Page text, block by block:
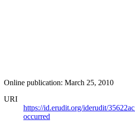
Online publication: March 25, 2010
URI
https://id.erudit.org/iderudit/35622ac
occurred